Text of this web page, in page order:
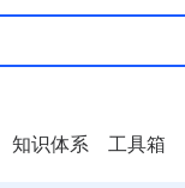
知识体系 工具箱